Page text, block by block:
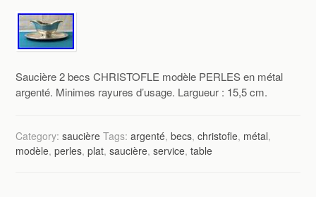
Saucière 2 becs CHRISTOFLE modèle PERLES en métal
argenté. Minimes rayures d’usage. Largueur : 15,5 cm.
Category:saucière Tags:argenté,becs,christofle, métal,
modèle,perles,plat,saucière,service,table